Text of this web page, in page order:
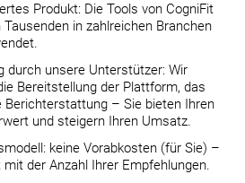
Produkt: Die Tools von CogniFit
in zahlreichen Branchen
durch unsere Unterstützer: Wir
Bereitstellung der Plattform, das
Berichterstattung – Sie bieten Ihren
und steigern Ihren Umsatz.
keine Vorabkosten (für Sie) –
der Anzahl Ihrer Empfehlungen.